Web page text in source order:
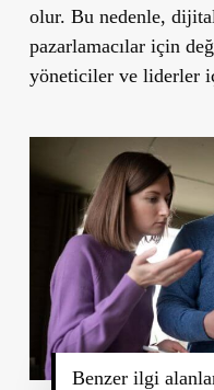
olur. Bu nedenle,
pazarlamacılar için
yöneticiler ve liderler
Benzer ilgi